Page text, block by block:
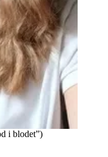
i blodet”)